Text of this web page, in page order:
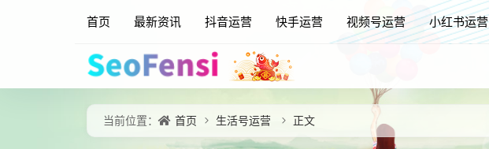
首页 最新资讯 抖音运营 快手运营 视频号运营 小红书运营
当前位置： 首页 生活号运营 正文